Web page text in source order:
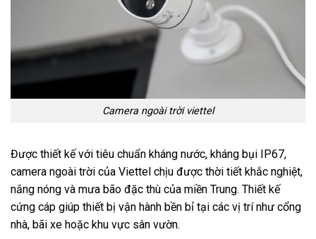
Camera ngoài trời viettel
Được thiết kế với tiêu chuẩn kháng nước, kháng bụi IP67,
camera ngoài trời của Viettel chịu được thời tiết khắc nghiệt,
nắng nóng và mưa bão đặc thù của miền Trung. Thiết kế
cứng cáp giúp thiết bị vận hành bền bỉ tại các vị trí như cổng
nhà, bãi xe hoặc khu vực sân vườn.